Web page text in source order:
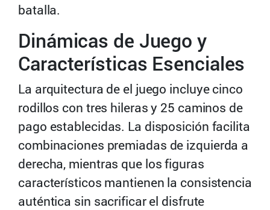
batalla.
Dinámicas de Juego y
Características Esenciales
La arquitectura de el juego incluye cinco
rodillos con tres hileras y 25 caminos de
pago establecidas. La disposición facilita
combinaciones premiadas de izquierda a
derecha, mientras que los figuras
característicos mantienen la consistencia
auténtica sin sacrificar el disfrute